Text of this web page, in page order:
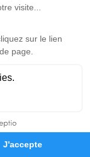
Hommages